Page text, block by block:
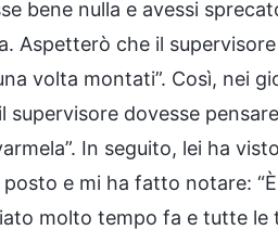
bene nulla e avessi
Aspetterò che il
volta montati”. Così, nei
supervisore dovesse
In seguito, lei ha
e mi ha fatto notare:
molto tempo fa e tutte le